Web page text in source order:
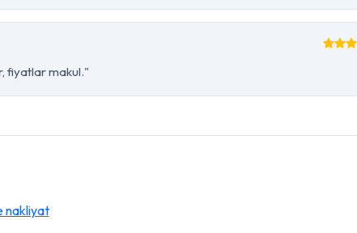
fiyatlar makul."
nakliyat